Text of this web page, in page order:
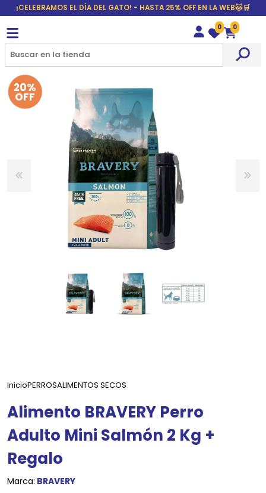
¡CELEBRAMOS EL DÍA DEL GATO! - HASTA 25% OFF EN LA WEB🐱🛒
Wishlist
0
Carrito
0
20%
OFF
InicioPERROSALIMENTOS SECOS
Alimento BRAVERY Perro
Adulto Mini Salmón 2 Kg +
Regalo
Marca: BRAVERY